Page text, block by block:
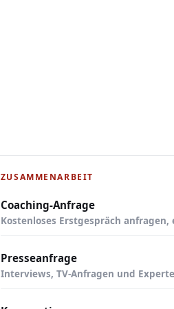
ZUSAMMENARBEIT
Coaching-Anfrage
Kostenloses Erstgespräch
Presseanfrage
Interviews, TV-Anfragen und